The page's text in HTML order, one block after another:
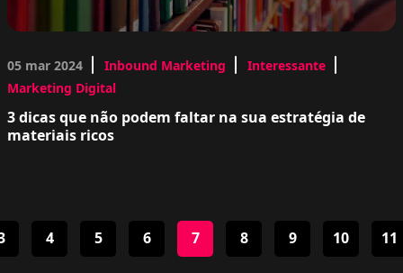
05 mar 2024 Inbound Marketing
Interessante
Marketing Digital
3 dicas que não podem faltar na sua estratégia de
materiais ricos
4 5 6 7 8 9 10 11